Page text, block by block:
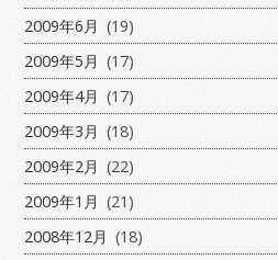
2009年6月 (19)
2009年5月 (17)
2009年4月 (17)
2009年3月 (18)
2009年2月 (22)
2009年1月 (21)
2008年12月 (18)